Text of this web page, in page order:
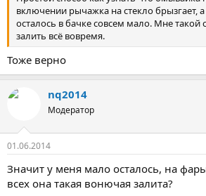
включении рычажка на стекло брызгает,
осталось в бачке совсем мало. Мне такой
залить всё вовремя.
Тоже верно
nq2014
Модератор
01.06.2014
Значит у меня мало осталось, на
всех она такая вонючая залита?